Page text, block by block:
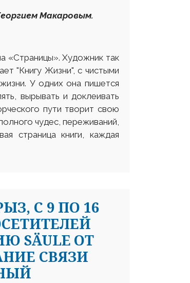
Макаровым.
«Страницы». Художник так
"Книгу Жизни", с чистыми
У одних она пишется
вырывать и доклеивать
пути творит свою
чудес, переживаний,
страница книги, каждая
С 9 ПО 16
SÄULE ОТ
СВЯЗИ